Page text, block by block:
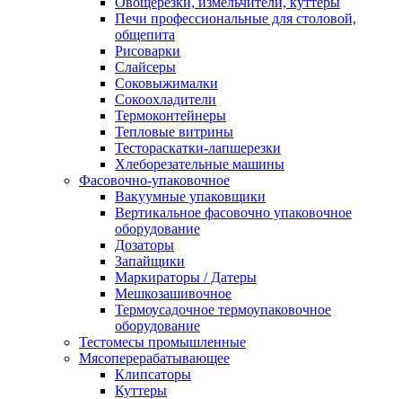
Печи профессиональные для столовой,
общепита
Рисоварки
Слайсеры
Соковыжималки
Сокоохладители
Термоконтейнеры
Тепловые витрины
Тестораскатки-лапшерезки
Хлеборезательные машины
Фасовочно-упаковочное
Вакуумные упаковщики
Вертикальное фасовочно упаковочное
оборудование
Дозаторы
Запайщики
Маркираторы / Датеры
Мешкозашивочное
Термоусадочное термоупаковочное
оборудование
Тестомесы промышленные
Мясоперерабатывающее
Клипсаторы
Куттеры